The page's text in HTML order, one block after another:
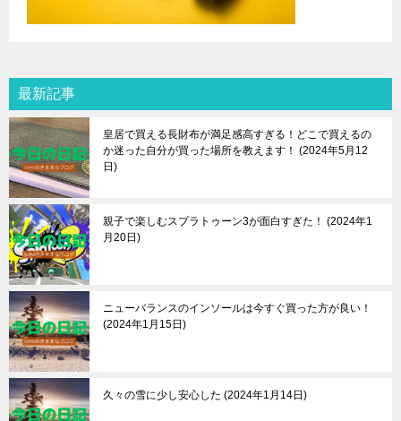
最新記事
皇居で買える長財布が満足感高すぎる！どこで買えるの
か迷った自分が買った場所を教えます！
2024年5月12
日
親子で楽しむスプラトゥーン3が面白すぎた！
2024年1
月20日
ニューバランスのインソールは今すぐ買った方が良い！
2024年1月15日
久々の雪に少し安心した 2024年1月14日